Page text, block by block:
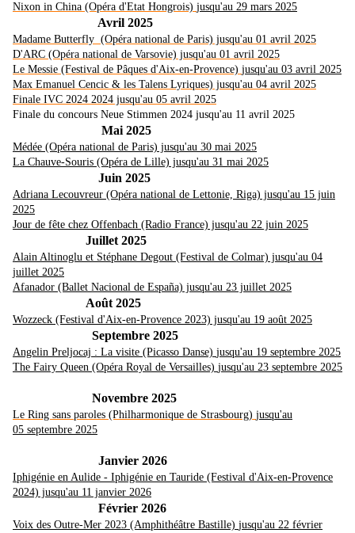
Nixon in China (Opéra d'Etat Hongrois) jusqu'au 29 mars 2025
Avril 2025
Madame Butterfly (Opéra national de Paris) jusqu'au 01 avril 2025
D'ARC (Opéra national de Varsovie) jusqu'au 01 avril 2025
Le Messie (Festival de Pâques d'Aix-en-Provence) jusqu'au 03 avril 2025
Max Emanuel Cencic & les Talens Lyriques) jusqu'au 04 avril 2025
Finale IVC 2024 2024 jusqu'au 05 avril 2025
Finale du concours Neue Stimmen 2024 jusqu'au 11 avril 2025
Mai 2025
Médée (Opéra national de Paris) jusqu'au 30 mai 2025
La Chauve-Souris (Opéra de Lille) jusqu'au 31 mai 2025
Juin 2025
Adriana Lecouvreur (Opéra national de Lettonie, Riga) jusqu'au 15 juin
2025
Jour de fête chez Offenbach (Radio France) jusqu'au 22 juin 2025
Juillet 2025
Alain Altinoglu et Stéphane Degout (Festival de Colmar) jusqu'au 04
juillet 2025
Afanador (Ballet Nacional de España) jusqu'au 23 juillet 2025
Août 2025
Wozzeck (Festival d'Aix-en-Provence 2023) jusqu'au 19 août 2025
Septembre 2025
Angelin Preljocaj : La visite (Picasso Danse) jusqu'au 19 septembre 2025
The Fairy Queen (Opéra Royal de Versailles) jusqu'au 23 septembre 2025
Novembre 2025
Le Ring sans paroles (Philharmonique de Strasbourg) jusqu'au
05 septembre 2025
Janvier 2026
Iphigénie en Aulide - Iphigénie en Tauride (Festival d'Aix-en-Provence
2024) jusqu'au 11 janvier 2026
Février 2026
Voix des Outre-Mer 2023 (Amphithéâtre Bastille) jusqu'au 22 février